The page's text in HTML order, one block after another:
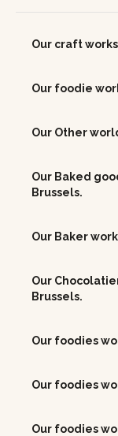
Our craft
Our foodie
Our Other
Our Baked
Brussels.
Our Baker
Our
Brussels.
Our foodies
Our foodies
Our foodies